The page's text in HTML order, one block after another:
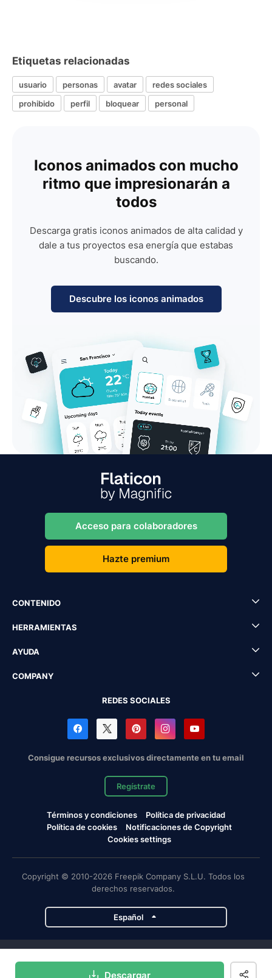
Descargar
Etiquetas relacionadas
usuario personas avatar
redes sociales
prohibido
perfil bloquear personal
Iconos animados con mucho
ritmo que impresionarán a
todos
Descarga gratis iconos animados de alta calidad y
dale a tus proyectos esa energía que estabas
buscando.
Descubre los iconos animados
Acceso para colaboradores
Hazte premium
CONTENIDO
HERRAMIENTAS
AYUDA
COMPANY
REDES SOCIALES
Consigue recursos exclusivos directamente en tu email
Regístrate
Términos y condiciones
Política de privacidad
Política de cookies
Notificaciones de Copyright
Cookies settings
Copyright © 2010-2026 Freepik Company S.L.U. Todos los
derechos reservados.
Español